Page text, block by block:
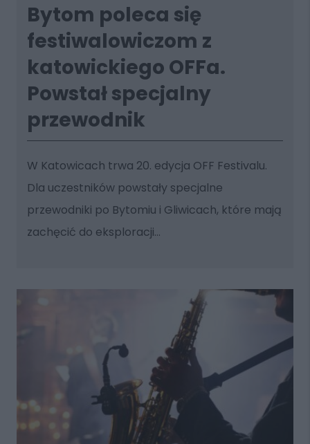
Bytom poleca się
festiwalowiczom z
katowickiego OFFa.
Powstał specjalny
przewodnik
W Katowicach trwa 20. edycja OFF Festivalu.
Dla uczestników powstały specjalne
przewodniki po Bytomiu i Gliwicach, które mają
zachęcić do eksploracji...